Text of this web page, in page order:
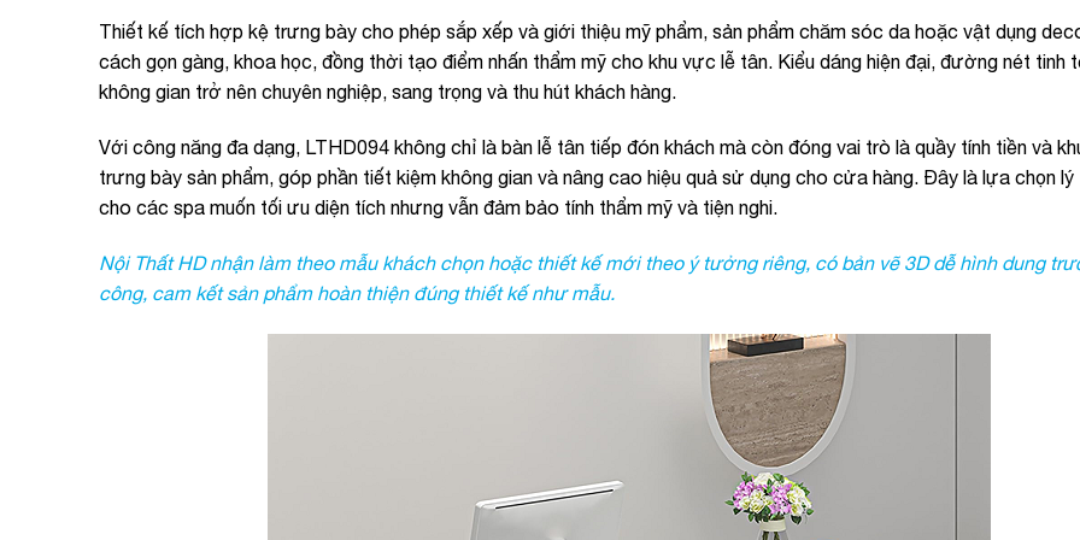
Thiết kế tích hợp kệ trưng bày cho phép sắp xếp và giới thiệu mỹ phẩm, sản phẩm chăm sóc da hoặc vật dụng
cách gọn gàng, khoa học, đồng thời tạo điểm nhấn thẩm mỹ cho khu vực lễ tân. Kiểu dáng hiện đại, đường nét tinh
không gian trở nên chuyên nghiệp, sang trọng và thu hút khách hàng.
Với công năng đa dạng, LTHD094 không chỉ là bàn lễ tân tiếp đón khách mà còn đóng vai trò là quầy tính tiền và
trưng bày sản phẩm, góp phần tiết kiệm không gian và nâng cao hiệu quả sử dụng cho cửa hàng. Đây là lựa chọn
cho các spa muốn tối ưu diện tích nhưng vẫn đảm bảo tính thẩm mỹ và tiện nghi.
Nội Thất HD nhận làm theo mẫu khách chọn hoặc thiết kế mới theo ý tưởng riêng, có bản vẽ 3D dễ hình dung
công, cam kết sản phẩm hoàn thiện đúng thiết kế như mẫu.